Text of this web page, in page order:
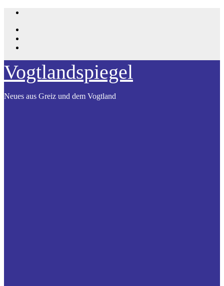
Zum
springen
Vogtlandspiegel
Neues aus Greiz und dem Vogtland